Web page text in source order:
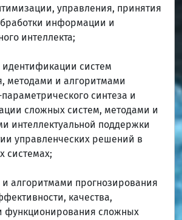
управления, принятия
информации и
интеллекта;
идентификации систем
методами и алгоритмами
параметрического синтеза и
сложных систем, методами и
интеллектуальной поддержки
управленческих решений в
системах;
алгоритмами прогнозирования
качества,
функционирования сложных